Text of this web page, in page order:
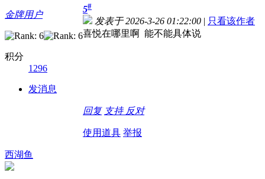
金牌用户
积分
1296
发消息
5#
发表于 2026-3-26 01:22:00 | 只看该作者
喜悦在哪里啊 能不能具体说
回复 支持 反对
使用道具 举报
西湖鱼